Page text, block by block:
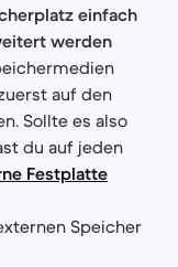
einfach
werden
auf den
Sollte es also
du auf jeden
Festplatte
Speicher